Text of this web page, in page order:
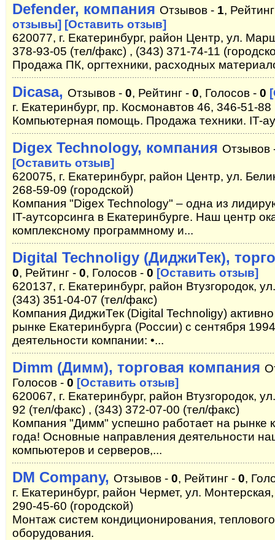
Defender, компания Отзывов - 1,
отзывы] [Оставить отзыв]
620077, г. Екатеринбург, район Центр, ул.
378-93-05 (тел/факс) , (343) 371-74-11
Продажа ПК, оргтехники, расходных
Dicasa, Отзывов - 0, Рейтинг - 0, Голосов - 0
г. Екатеринбург, пр. Космонавтов 46, 346-51-88
Компьютерная помощь. Продажа техники. IT-
Digex Technology, компания Отзывов
[Оставить отзыв]
620075, г. Екатеринбург, район Центр, ул.
268-59-09 (городской)
Компания "Digex Technology" – одна из
IT-аутсорсинга в Екатеринбурге. Наш центр
комплексному программному и...
Digital Technoligy (ДиджиТек),
0, Рейтинг - 0, Голосов - 0 [Оставить отзыв]
620137, г. Екатеринбург, район Втузгородок,
(343) 351-04-07 (тел/факс)
Компания ДиджиТек (Digital Technoligy)
рынке Екатеринбурга (России) с сентября
деятельности компании: •...
Dimm (Димм), торговая компания
Голосов - 0 [Оставить отзыв]
620067, г. Екатеринбург, район Втузгородок,
92 (тел/факс) , (343) 372-07-00 (тел/факс)
Компания "Димм" успешно работает на рынке
года! Основные направления деятельности
компьютеров и серверов,...
DM Company, Отзывов - 0, Рейтинг - 0,
г. Екатеринбург, район Чермет, ул.
290-45-60 (городской)
Монтаж систем кондиционирования,
оборудования.